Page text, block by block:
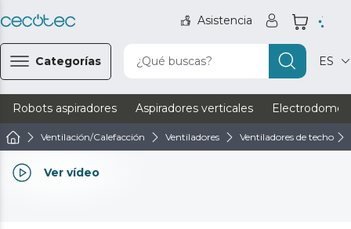
Asistencia
Categorías ¿Qué buscas? ES
Robots aspiradores Aspiradores verticales
Ventilación/Calefacción Ventiladores Ventiladores de techo
Ver vídeo